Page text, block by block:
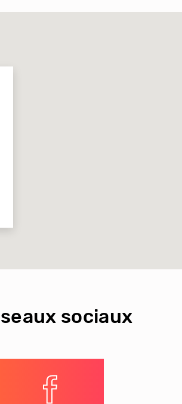
sociaux